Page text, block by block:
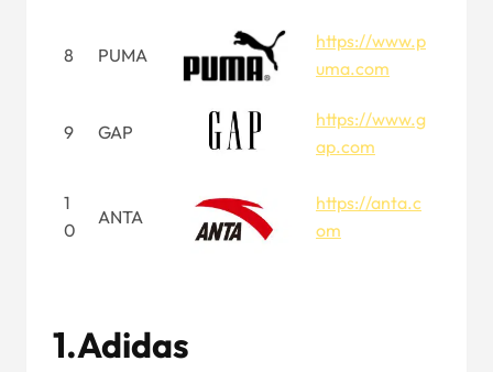
8 PUMA
https://www.p
uma.com
9 GAP
https://www.g
ap.com
1
0
ANTA
https://anta.c
om
1.Adidas